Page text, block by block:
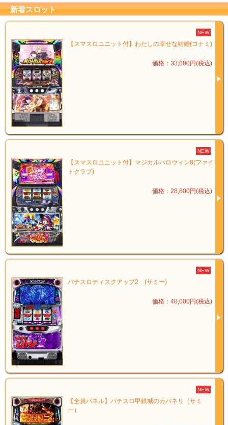
花火絶景（ミズホ）
￥19,800(税込)
￥25,500(税込)
【スマスロユニット付】吉宗(サボハニ)
￥33,000(税込)
新着スロット
NEW
【スマスロユニット付】わたしの幸せな結婚(コナミ)
価格：33,000円(税込)
NEW
【スマスロユニット付】マジカルハロウィン8(ファイ
トクラブ)
価格：28,800円(税込)
NEW
パチスロディスクアップ2 (サミー)
価格：48,000円(税込)
NEW
【全員パネル】パチスロ甲鉄城のカバネリ（サミ
ー）